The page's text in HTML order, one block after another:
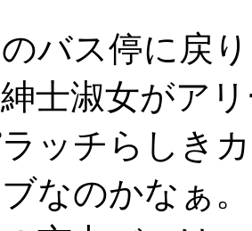
バス停に戻
士淑女がア
ッチらしき
なのかなぁ